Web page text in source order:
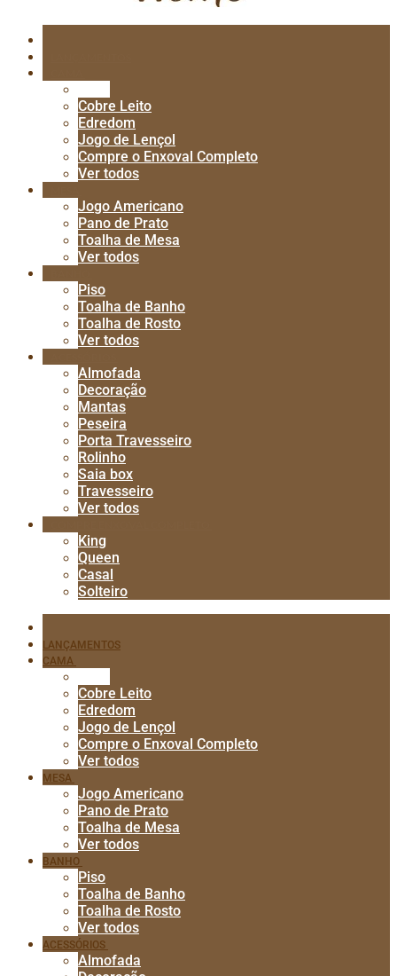
Cobre Leito
Edredom
Jogo de Lençol
Compre o Enxoval Completo
Ver todos
Jogo Americano
Pano de Prato
Toalha de Mesa
Ver todos
Piso
Toalha de Banho
Toalha de Rosto
Ver todos
Almofada
Decoração
Mantas
Peseira
Porta Travesseiro
Rolinho
Saia box
Travesseiro
Ver todos
King
Queen
Casal
Solteiro
LANÇAMENTOS
CAMA
Cobre Leito
Edredom
Jogo de Lençol
Compre o Enxoval Completo
Ver todos
MESA
Jogo Americano
Pano de Prato
Toalha de Mesa
Ver todos
BANHO
Piso
Toalha de Banho
Toalha de Rosto
Ver todos
ACESSÓRIOS
Almofada